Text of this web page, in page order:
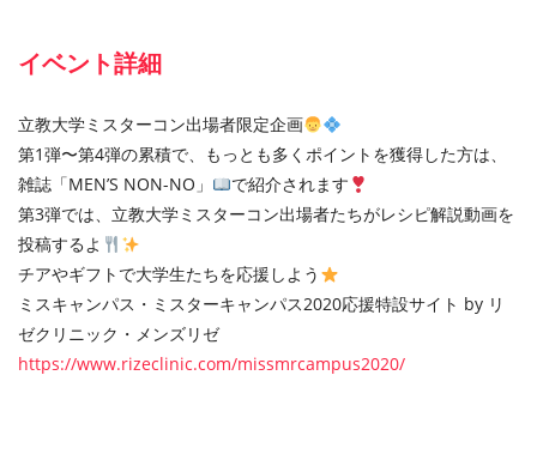
イベント詳細
立教大学ミスターコン出場者限定企画
第1弾〜第4弾の累積で、もっとも多くポイントを獲得した⽅は、
雑誌「MEN’S NON-NO」
で紹介されます
第3弾では、立教大学ミスターコン出場者たちがレシピ解説動画を
投稿するよ
チアやギフトで⼤学⽣たちを応援しよう
ミスキャンパス・ミスターキャンパス2020応援特設サイト by リ
ゼクリニック・メンズリゼ
https://www.rizeclinic.com/missmrcampus2020/